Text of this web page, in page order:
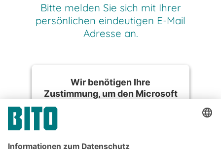
Bitte melden Sie sich mit Ihrer
persönlichen eindeutigen E-Mail
Adresse an.
Wir benötigen Ihre
Zustimmung, um den Microsoft
Wir verwenden Microsoft Azure, um
Daten zu Ihren Aktivitäten sammeln. Bitte